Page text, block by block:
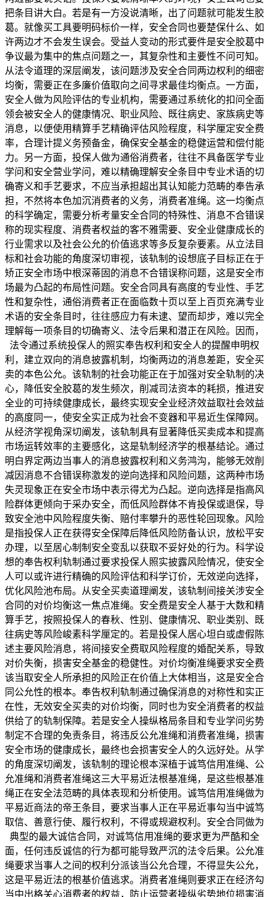
把条目讲大白。若是有一方没说清晰，出了问题就可能发生胶
葛。就像买工具要明码标价一样，安全合同也要楚保什么、如
许两边才不会发生误会。受益人变动的形式要件是安全胶葛中
争议最为集中的焦点问题之一，其复杂性和主要性不问可知。
从法令道理的深层阐发，该问题涉及安全合同两边权利的细密
均衡，需要正在多廉价值取向之间寻求最佳均衡点。一方面，
安全人做为风险评估的专业机构，需要通过系统化的扣问全面
领会被安全人的健康情况、职业风险、既往病史、家族病史等
消息，以便使用精算手艺精确评估风险程度，科学厘定安全费
率，合理计提义务预备金，确保安全基金的稳健运营和偿付能
力。另一方面，投保人做为通俗消费者，往往不具备医学专业
学问和安全营业学问，难以精确理解安全条目中专业术语的切
确寄义和手艺要求，不应当承担超出其认知能力范畴的奉告承
担，不然将本色加沉消费者的义务，消费者准绳。这一均衡点
的科学确定，需要分析考量安全合同的特殊性、消息不合错误
称的现实程度、消费者权益的客不雅需要、安全业健康成长的
行业需求以及社会公允的价值逃求等多反复杂要素。从立法目
标和社会功能的角度深切审视，该轨制的设想底子目标正在于
矫正安全市场中根深蒂固的消息不合错误称问题，这是安全市
场最为凸起的布局性问题。安全合同具有高度的专业性、手艺
性和复杂性，通俗消费者正在面临数十页以至上百页充满专业
术语的安全条目时，往往感应力有未逮、望而却步，难以完全
理解每一项条目的切确寄义、法令后果和潜正在风险。因而，
法令通过系统投保人的照实奉告权利和安全人的提醒申明权
利，建立双向的消息披露机制，均衡两边的消息差距，安全买
卖的本色公允。该轨制的社会功能正在于加强对安全轨制的决
心，降低安全胶葛的发生频次，削减司法资本的耗损，推进安
全业的可持续健康成长，最终实现安全业经济效益取社会效益
的高度同一，使安全实正成为社会不变器和平易近生保障网。
从经济学视角深切阐发，该轨制具有显著降低买卖成本和提高
市场运转效率的主要感化，这是轨制经济学的根基结论。通过
明白界定两边当事人的消息披露权利和义务鸿沟，能够无效削
减因消息不合错误称激发的逆向选择和风险问题，这两种市场
失灵现象正在安全市场中表示得尤为凸起。逆向选择是指高风
险群体更倾向于采办安全，而低风险群体不肯投保或退保，导
致安全池中风险程度失衡、赔付率攀升的恶性轮回现象。风险
是指投保人正在获得安全保障后降低风险防备认识，放松平安
办理，以至居心制制安全变乱以获取不妥好处的行为。科学设
想的奉告权利轨制通过要求投保人照实披露风险情况，使安全
人可以或许进行精确的风险评估和科学订价，无效逆向选择，
优化风险池布局。从安全买卖道理阐发，该轨制间接关涉安全
合同的对价均衡这一焦点准绳。安全费是安全人基于大数和精
算手艺，按照投保人的春秋、性别、健康情况、职业类别、既
往病史等风险峻素科学厘定的。若是投保人居心坦白或虚假陈
述主要风险消息，将间接安全费取风险程度的婚配关系，导致
对价失衡，损害安全基金的稳健性。对价均衡准绳要求安全费
该当取安全人所承担的风险正在价值上大体相当，这是安全合
同公允性的根本。奉告权利轨制通过确保消息的对称性和实正
在性，无效安全买卖的对价均衡，同时也为安全消费者的权益
供给了的轨制保障。若是安全人操纵格局条目和专业学问劣势
制定不合理的免责条目，将违反公允准绳和消费者准绳，损害
安全市场的健康成长，最终也会损害安全人的久远好处。从学
的角度深切阐发，该轨制的理论根本深植于诚笃信用准绳、公
允准绳和消费者准绳这三大平易近法根基准绳，是这些根基准
绳正在安全法范畴的具体表现和分析使用。诚笃信用准绳做为
平易近商法的帝王条目，要求当事人正在平易近事勾当中诚笃
取信、善意行使、履行权利，不得或规避权利。安全合同做为
典型的最大诚信合同，对诚笃信用准绳的要求更为严酷和全
面，任何违反诚信的行为都可能导致严沉的法令后果。公允准
绳要求当事人之间的权利分派该当公允合理，不得显失公允，
这是平易近法的根基价值逃求。消费者准绳则要求正在经济勾
当中出格关心消费者的权益，防止运营者操纵劣势地位损害消